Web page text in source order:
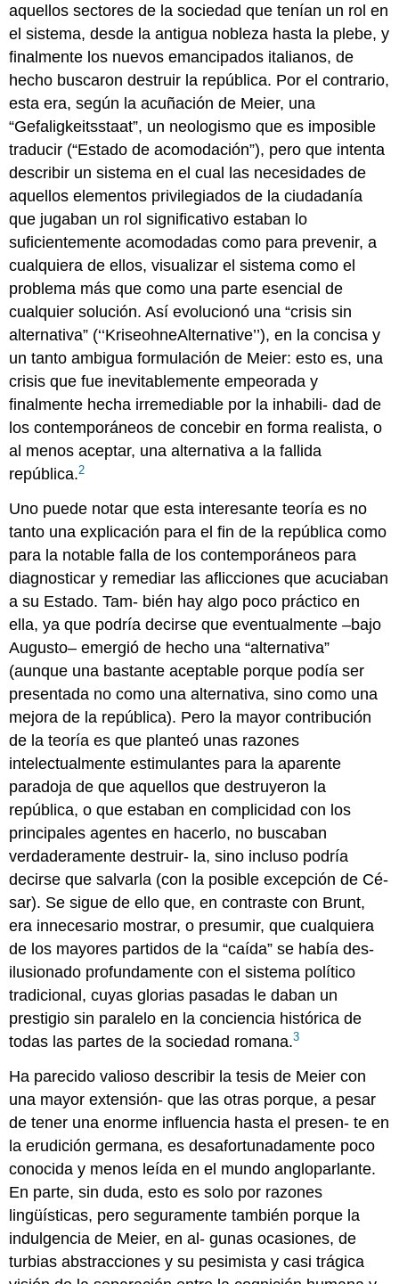
aquellos sectores de la sociedad que tenían un rol en
el sistema, desde la antigua nobleza hasta la plebe, y
finalmente los nuevos emancipados italianos, de
hecho buscaron destruir la república. Por el contrario,
esta era, según la acuñación de Meier, una
“Gefaligkeitsstaat”, un neologismo que es imposible
traducir (“Estado de acomodación”), pero que intenta
describir un sistema en el cual las necesidades de
aquellos elementos privilegiados de la ciudadanía
que jugaban un rol significativo estaban lo
suficientemente acomodadas como para prevenir, a
cualquiera de ellos, visualizar el sistema como el
problema más que como una parte esencial de
cualquier solución. Así evolucionó una “crisis sin
alternativa” (‘‘KriseohneAlternative’’), en la concisa y
un tanto ambigua formulación de Meier: esto es, una
crisis que fue inevitablemente empeorada y
finalmente hecha irremediable por la inhabili- dad de
los contemporáneos de concebir en forma realista, o
al menos aceptar, una alternativa a la fallida
república.2
Uno puede notar que esta interesante teoría es no
tanto una explicación para el fin de la república como
para la notable falla de los contemporáneos para
diagnosticar y remediar las aflicciones que acuciaban
a su Estado. Tam- bién hay algo poco práctico en
ella, ya que podría decirse que eventualmente –bajo
Augusto– emergió de hecho una “alternativa”
(aunque una bastante aceptable porque podía ser
presentada no como una alternativa, sino como una
mejora de la república). Pero la mayor contribución
de la teoría es que planteó unas razones
intelectualmente estimulantes para la aparente
paradoja de que aquellos que destruyeron la
república, o que estaban en complicidad con los
principales agentes en hacerlo, no buscaban
verdaderamente destruir- la, sino incluso podría
decirse que salvarla (con la posible excepción de Cé-
sar). Se sigue de ello que, en contraste con Brunt,
era innecesario mostrar, o presumir, que cualquiera
de los mayores partidos de la “caída” se había des-
ilusionado profundamente con el sistema político
tradicional, cuyas glorias pasadas le daban un
prestigio sin paralelo en la conciencia histórica de
todas las partes de la sociedad romana.3
Ha parecido valioso describir la tesis de Meier con
una mayor extensión- que las otras porque, a pesar
de tener una enorme influencia hasta el presen- te en
la erudición germana, es desafortunadamente poco
conocida y menos leída en el mundo angloparlante.
En parte, sin duda, esto es solo por razones
lingüísticas, pero seguramente también porque la
indulgencia de Meier, en al- gunas ocasiones, de
turbias abstracciones y su pesimista y casi trágica